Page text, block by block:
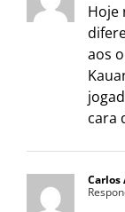
Hoje
aos
cara
Carlos